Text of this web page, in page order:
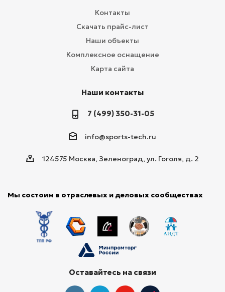
Контакты
Скачать прайс-лист
Наши объекты
Комплексное оснащение
Карта сайта
Наши контакты
7 (499) 350-31-05
info@sports-tech.ru
124575 Москва, Зеленоград, ул. Гоголя, д. 2
Мы состоим в отраслевых и деловых сообществах
Оставайтесь на связи